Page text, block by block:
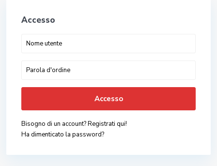
Accesso
Accesso
Bisogno di un account? Registrati qui!
Ha dimenticato la password?